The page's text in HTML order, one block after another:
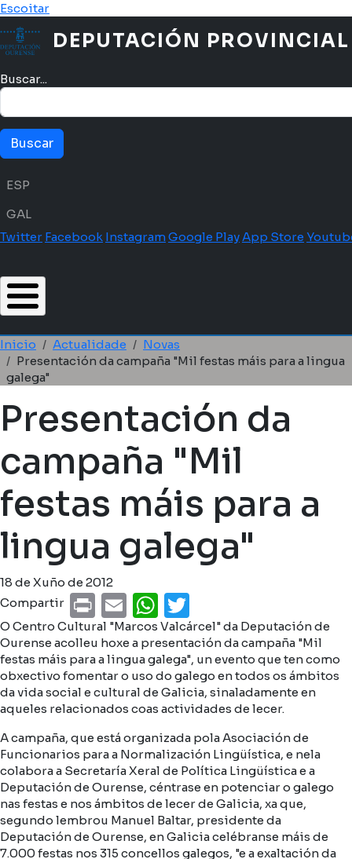
Ir o contido principal
Escoitar
DEPUTACIÓN PROVINCIAL
Buscar...
Menú idioma
ESP
GAL
Twitter Facebook InstagramGoogle PlayApp Store
Miga de pan
Inicio Actualidade
Novas
Presentación da campaña "Mil festas máis para a lingua
galega"
Presentación da
campaña "Mil
festas máis para a
lingua galega"
18 de Xuño de 2012
Compartir
PrintEmailWhatsApp
O Centro Cultural "Marcos Valcárcel" da Deputación de
Ourense acolleu hoxe a presentación da campaña "Mil
festas máis para a lingua galega", un evento que ten como
obxectivo fomentar o uso do galego en todos os ámbitos
da vida social e cultural de Galicia, sinaladamente en
aqueles relacionados coas actividades de lecer.
A campaña, que está organizada pola Asociación de
Funcionarios para a Normalización Lingüística, e nela
colabora a Secretaría Xeral de Política Lingüística e a
Deputación de Ourense, céntrase en potenciar o galego
nas festas e nos ámbitos de lecer de Galicia, xa que,
segundo lembrou Manuel Baltar, presidente da
Deputación de Ourense, en Galicia celébranse máis de
7.000 festas nos 315 concellos galegos, "e a exaltación da